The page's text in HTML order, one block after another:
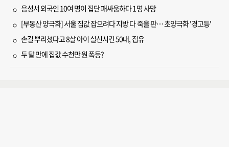
음성서 외국인 10여 명이 집단 패싸움하다 1명 사망
[부동산 양극화] 서울 집값 잡으려다 지방 다 죽을 판… 초양극화 '경고등'
손길 뿌리쳤다고 8살 아이 실신시킨 50대, 집유
두 달 만에 집값 수천만 원 폭등?